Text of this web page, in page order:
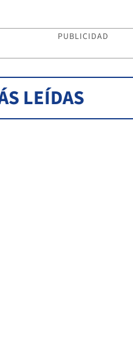
PUBLICIDAD
LEÍDAS